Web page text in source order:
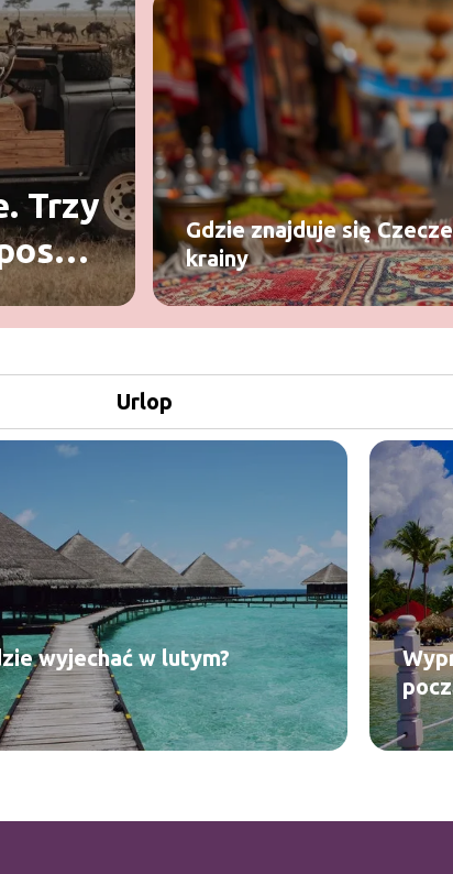
Trzy
Gdzie znajduje się
krainy
Urlop
wyjechać w lutym?